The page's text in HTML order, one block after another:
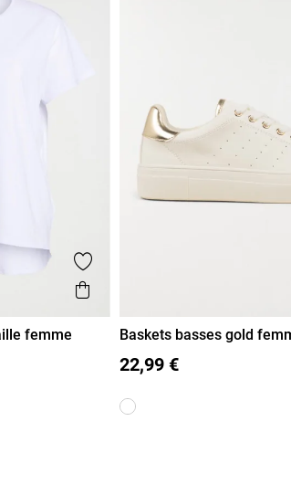
Ajouter aux favoris
Aperçu rapide
femme
36 37
Baskets basses gold
22,99 €